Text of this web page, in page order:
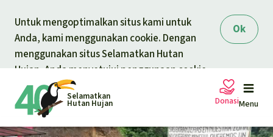
Ok
Untuk mengoptimalkan situs kami untuk
Anda, kami menggunakan cookie. Dengan
menggunakan situs Selamatkan Hutan
Hujan, Anda menyetujui penggunaan cookie.
Selamatkan
Hutan Hujan Menu
Donasi